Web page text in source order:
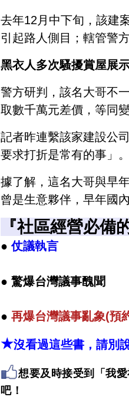
去年12月中下旬，該建
引起路人側目；轄管警
黑衣人多次騷擾賞屋展
警方研判，該名大哥不
取數千萬元差價，等同
記者昨連繫該家建設公
要求打折是常有的事」
據了解，這名大哥與早
曾是生意夥伴，早年國
『社區經營必備
●仗議執言
● 驚爆台灣議事醜聞
● 再爆台灣議事亂象(預
★沒看過這些書，請別
想要及時接受到「我
吧！